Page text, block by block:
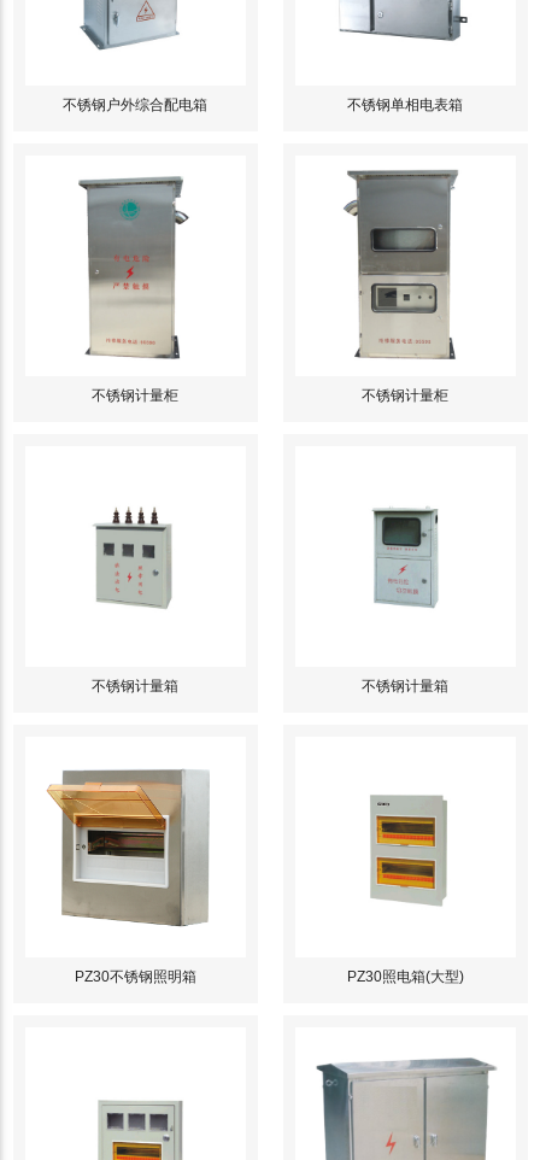
不锈钢户外综合配电箱 不锈钢单相电表箱
不锈钢计量柜 不锈钢计量柜
不锈钢计量箱 不锈钢计量箱
PZ30不锈钢照明箱 PZ30照电箱(大型)